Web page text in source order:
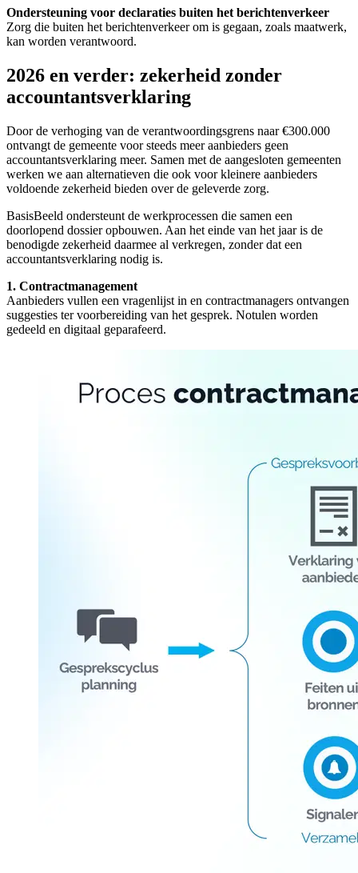
Ondersteuning voor declaraties buiten het berichtenverkeer
Zorg die buiten het berichtenverkeer om is gegaan, zoals maatwerk,
kan worden verantwoord.
2026 en verder: zekerheid zonder
accountantsverklaring
Door de verhoging van de verantwoordingsgrens naar €300.000
ontvangt de gemeente voor steeds meer aanbieders geen
accountantsverklaring meer. Samen met de aangesloten gemeenten
werken we aan alternatieven die ook voor kleinere aanbieders
voldoende zekerheid bieden over de geleverde zorg.
BasisBeeld ondersteunt de werkprocessen die samen een
doorlopend dossier opbouwen. Aan het einde van het jaar is de
benodigde zekerheid daarmee al verkregen, zonder dat een
accountantsverklaring nodig is.
1. Contractmanagement
Aanbieders vullen een vragenlijst in en contractmanagers ontvangen
suggesties ter voorbereiding van het gesprek. Notulen worden
gedeeld en digitaal geparafeerd.